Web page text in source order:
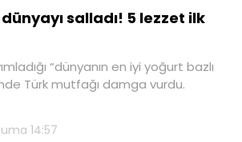
salladı! 5 lezzet ilk
“dünyanın en iyi yoğurt bazlı
Türk mutfağı damga vurdu.
14:57